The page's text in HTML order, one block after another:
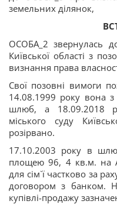
земельних ділянок,
ОСОБА_2 звернулась
Київської області з
визнання права
Свої позовні вимоги
14.08.1999 року вона
шлюб, а 18.09.2018
міського суду
розірвано.
17.10.2003 року в
площею 96, 4 кв.м. на
для сім`ї частково за
договором з банком.
купівлі-продажу